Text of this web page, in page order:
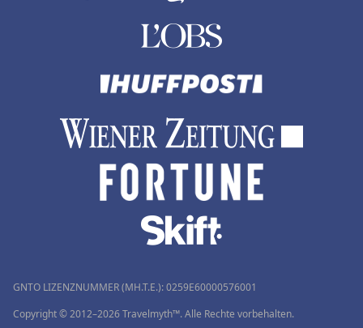
GNTO LIZENZNUMMER (MH.T.E.): 0259Ε60000576001
Copyright © 2012–2026 Travelmyth™. Alle Rechte vorbehalten.